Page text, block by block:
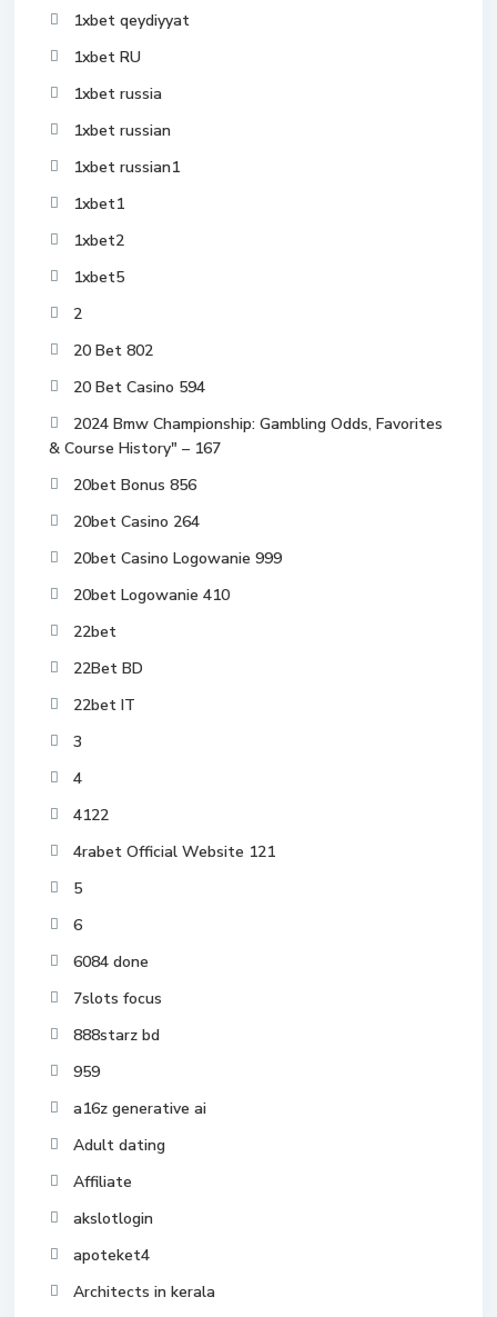
1xbet qeydiyyat
1xbet RU
1xbet russia
1xbet russian
1xbet russian1
1xbet1
1xbet2
1xbet5
2
20 Bet 802
20 Bet Casino 594
2024 Bmw Championship: Gambling Odds, Favorites
& Course History" – 167
20bet Bonus 856
20bet Casino 264
20bet Casino Logowanie 999
20bet Logowanie 410
22bet
22Bet BD
22bet IT
3
4
4122
4rabet Official Website 121
5
6
6084 done
7slots focus
888starz bd
959
a16z generative ai
Adult dating
Affiliate
akslotlogin
apoteket4
Architects in kerala